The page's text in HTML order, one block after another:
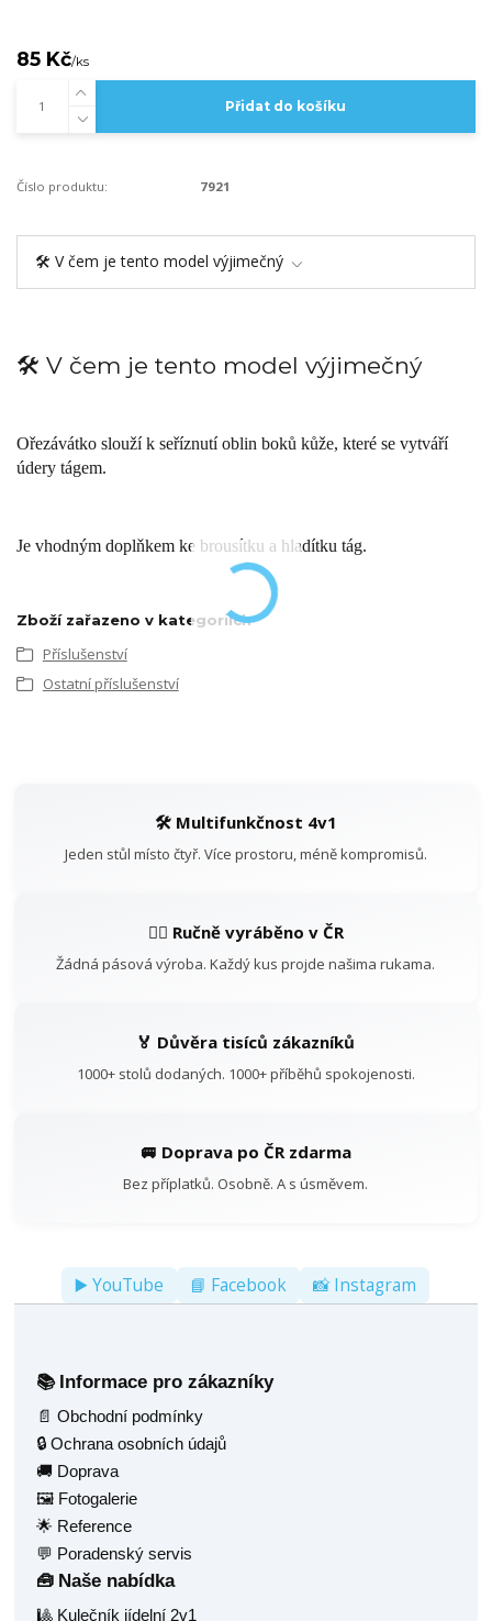
85 Kč/ks
Přidat do košíku
Číslo produktu: 7921
🛠️ V čem je tento model výjimečný
🛠️ V čem je tento model výjimečný
Ořezávátko slouží k seříznutí oblin boků kůže, které se vytváří
údery tágem.
Je vhodným doplňkem ke brousítku a hladítku tág.
Zboží zařazeno v kategoriích
Příslušenství
Ostatní příslušenství
🛠️ Multifunkčnost 4v1
Jeden stůl místo čtyř. Více prostoru, méně kompromisů.
👷‍♂️ Ručně vyráběno v ČR
Žádná pásová výroba. Každý kus projde našima rukama.
🏅 Důvěra tisíců zákazníků
1000+ stolů dodaných. 1000+ příběhů spokojenosti.
🚐 Doprava po ČR zdarma
Bez příplatků. Osobně. A s úsměvem.
▶️ YouTube 📘 Facebook 📸 Instagram
📚 Informace pro zákazníky
📄 Obchodní podmínky
🔒 Ochrana osobních údajů
🚚 Doprava
🖼️ Fotogalerie
🌟 Reference
💬 Poradenský servis
🧰 Naše nabídka
🎱 Kulečník jídelní 2v1